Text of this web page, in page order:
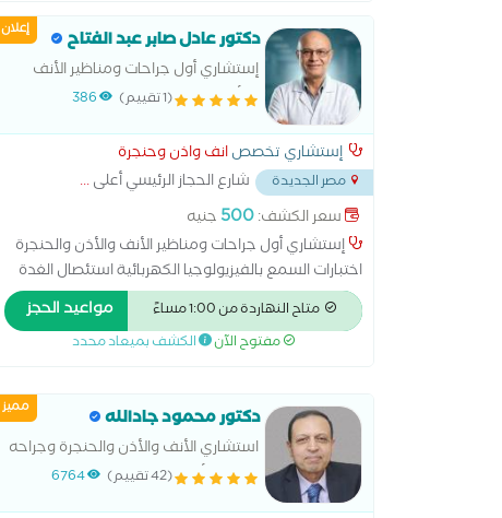
إعلان دكتور عادل صابر عبد الفتاح
إستشاري أول جراحات ومناظير الأنف
والأذن والحنجرة
(1 تقييم) 386
إستشاري تخصصانف واذن وحنجرة
مصر الجديدة شارع الحجاز الرئيسي أعلى...
سعر الكشف:500 جنيه
إستشاري أول جراحات ومناظير الأنف والأذن والحنجرة
اختبارات السمع بالفيزيولوجيا الكهربائية استئصال الغدة
النخامية التسليك البالوني للجيوب الأنفية الجراحة
الميكروسكوبية للأذن الجراحة الميكروسكوبية للحنجرة
تنظيف الأذن من الشمع جراحة ترميم الأذن الوسطى
اللوز علاج ضغط طبلة الاذن جراحيا علاج ضيق التنفس
بالجراحة عملية التصاق اللسان عملية الجيوب الأنفية
عملية الجيوب الأنفية بالمنظار عملية الغدة الدرقية
عملية الغدة اللعابية عملية اللوز عملية تحسين الصوت
عملية ترقيع طبلة الأذن عملية عظمة ركاب الأذن
متاح النهاردة من 1:00 مساءً مواعيد الحجز
مفتوح الآن الكشف بميعاد محدد
مميز دكتور محمود جادالله
استشاري الأنف والأذن والحنجرة وجراحه
الاذن والأنف والحنجرة ومناظير الجيوب
(42 تقييم) 6764